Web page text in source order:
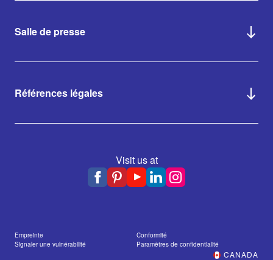
Salle de presse
Références légales
Visit us at
Empreinte
Conformité
Signaler une vulnérabilité
Paramètres de confidentialité
CANADA